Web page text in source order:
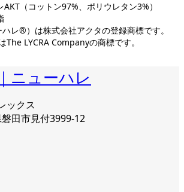
（コットン97%、ポリウレタン3%）
レ®）は株式会社アクタの登録商標です。
The LYCRA Companyの商標です。
ニューハレ
ックス
田市見付3999-12